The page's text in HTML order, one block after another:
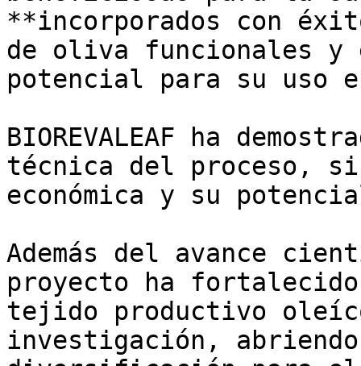
**incorporados con
de oliva funcionales y
potencial para su uso
BIOREVALEAF ha
técnica del proceso,
económica y su
Además del avance
proyecto ha
tejido productivo
investigación,